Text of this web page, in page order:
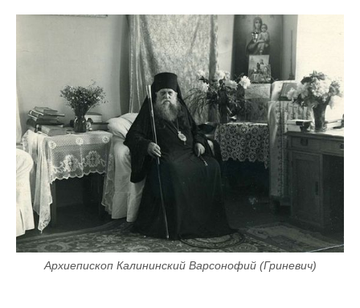
Архиепископ Калининский Варсонофий (Гриневич)